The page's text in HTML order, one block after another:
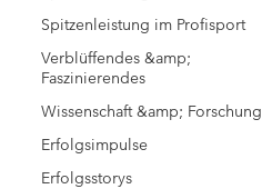
Spitzenleistung im Profisport
Verblüffendes &amp;
Faszinierendes
Wissenschaft &amp; Forschung
Erfolgsimpulse
Erfolgsstorys